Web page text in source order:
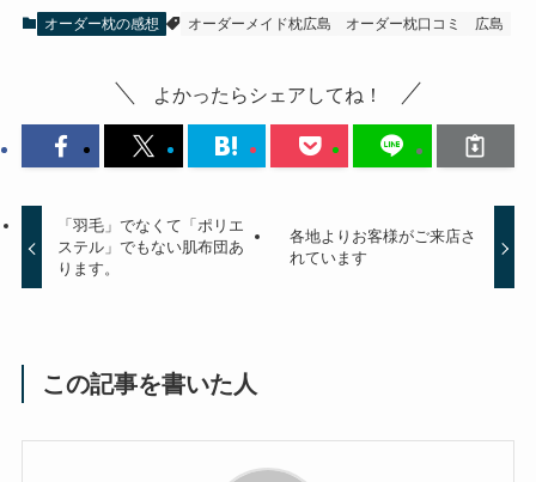
オーダー枕の感想 オーダーメイド枕広島 オーダー枕口コミ 広島
よかったらシェアしてね！
「羽毛」でなくて「ポリエ
ステル」でもない肌布団あ
ります。
各地よりお客様がご来店さ
れています
この記事を書いた人